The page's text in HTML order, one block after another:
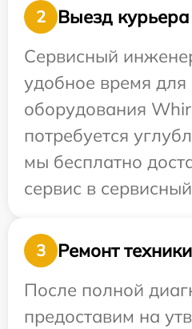
2
Выезд
Сервисный
удобное время для
оборудования
потребуется
мы бесплатно
сервис в
3
Ремонт техники
После полной
предоставим на